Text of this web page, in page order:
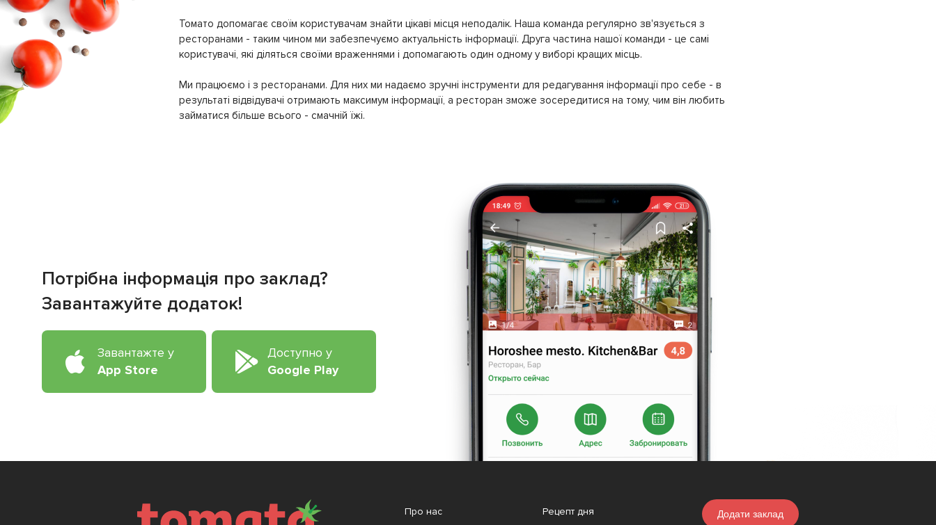
Томато допомагає своїм користувачам знайти цікаві місця неподалік. Наша команда регулярно зв'язується з
ресторанами - таким чином ми забезпечуємо актуальність інформації. Друга частина нашої команди - це самі
користувачі, які діляться своїми враженнями і допомагають один одному у виборі кращих місць.
Ми працюємо і з ресторанами. Для них ми надаємо зручні інструменти для редагування інформації про себе - в
результаті відвідувачі отримають максимум інформації, а ресторан зможе зосередитися на тому, чим він любить
займатися більше всього - смачній їжі.
Потрібна інформація про заклад?
Завантажуйте додаток!
Завантажте у
App Store
Доступно у
Google Play
Про нас Рецепт дня Додати заклад